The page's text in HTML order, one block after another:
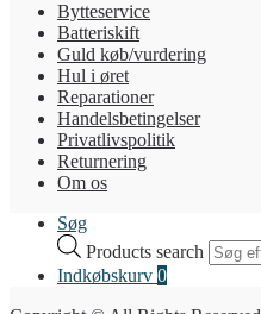
Bytteservice
Batteriskift
Guld køb/vurdering
Hul i øret
Reparationer
Handelsbetingelser
Privatlivspolitik
Returnering
Om os
Søg
Products search
Indkøbskurv 0